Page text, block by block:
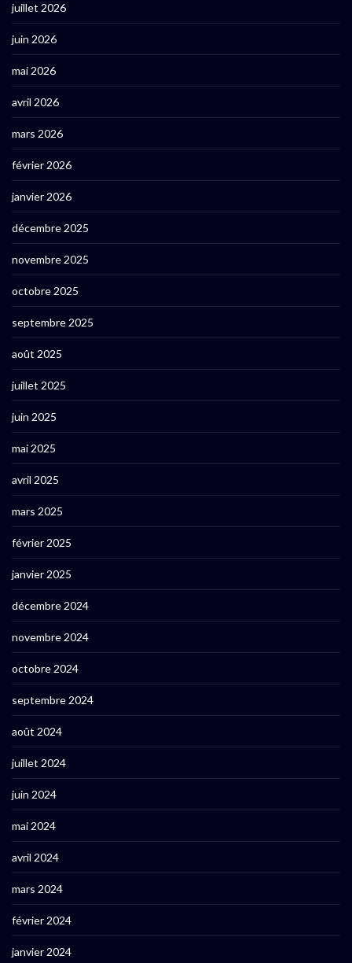
juillet 2026
juin 2026
mai 2026
avril 2026
mars 2026
février 2026
janvier 2026
décembre 2025
novembre 2025
octobre 2025
septembre 2025
août 2025
juillet 2025
juin 2025
mai 2025
avril 2025
mars 2025
février 2025
janvier 2025
décembre 2024
novembre 2024
octobre 2024
septembre 2024
août 2024
juillet 2024
juin 2024
mai 2024
avril 2024
mars 2024
février 2024
janvier 2024